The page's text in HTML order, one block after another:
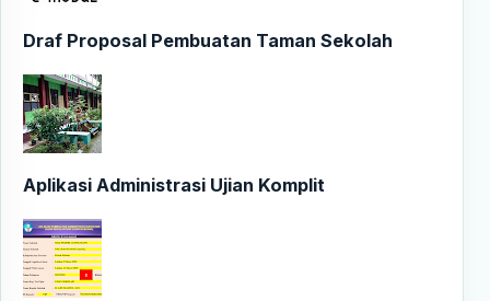
Draf Proposal Pembuatan Taman Sekolah
Aplikasi Administrasi Ujian Komplit